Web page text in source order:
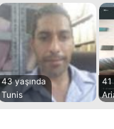
43 yaşında
Tunis
41